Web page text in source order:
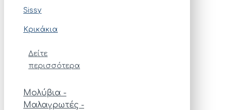
Sissy
Κρικάκια
Δείτε
περισσότερα
Μολύβια -
Μαλαγρωτές -